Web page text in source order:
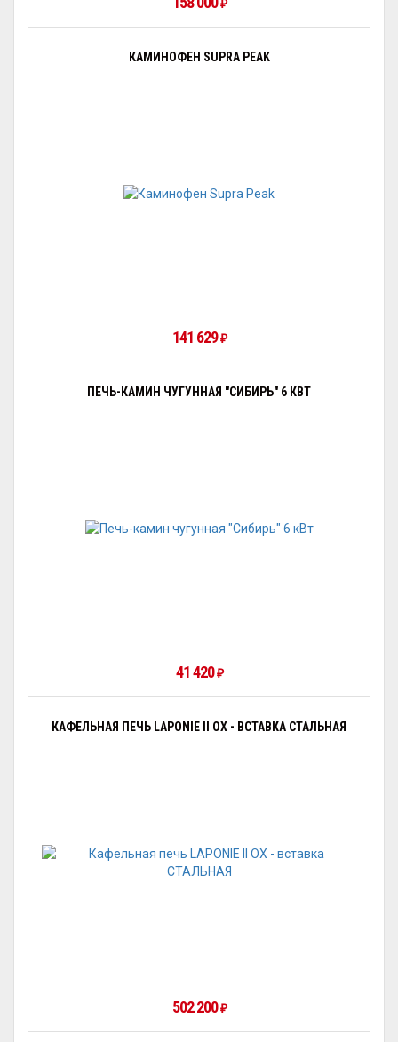
₽
КАМИНОФЕН SUPRA PEAK
141 629 ₽
ПЕЧЬ-КАМИН ЧУГУННАЯ "СИБИРЬ" 6 КВТ
41 420 ₽
КАФЕЛЬНАЯ ПЕЧЬ LAPONIE II OX - ВСТАВКА СТАЛЬНАЯ
502 200 ₽